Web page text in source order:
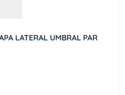
LATERAL UMBRAL PAR